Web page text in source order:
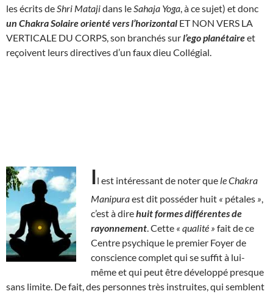
les écrits de Shri Matajidans le Sahaja Yoga , à ce sujet) et donc
un Chakra Solaire orienté vers l’horizontal ET NON VERS LA
VERTICALE DU CORPS, son branchés surl’ego planétaireet
reçoivent leurs directives d’un faux dieu Collégial.
Il est intéressant de noter que le Chakra
Manipuraest dit posséder huit « pétales »
c’est à direhuit formes différentes de
rayonnement . Cette « qualité » fait de ce
Centre psychique le premier Foyer de
conscience complet qui se suffit à lui-
même et qui peut être développé presque
sans limite. De fait, des personnes très instruites, qui semblent